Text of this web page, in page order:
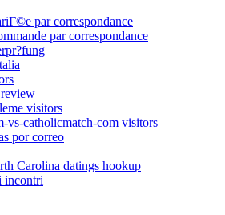
par correspondance
par correspondance
visitors
vs-catholicmatch-com visitors
por correo
Carolina datings hookup
incontri